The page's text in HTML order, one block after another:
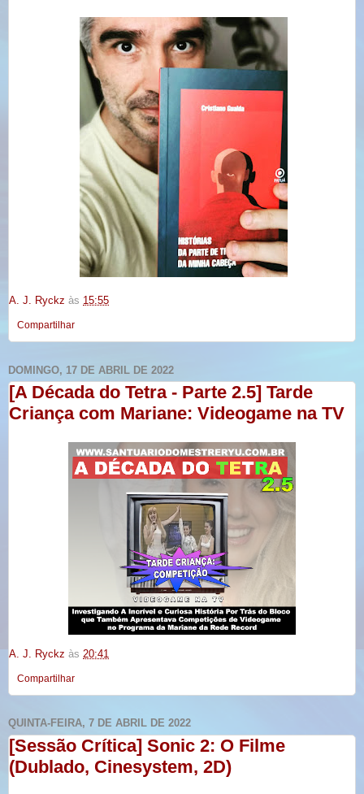
A. J. Ryckz às 15:55
Compartilhar
DOMINGO, 17 DE ABRIL DE 2022
[A Década do Tetra - Parte 2.5] Tarde
Criança com Mariane: Videogame na TV
A. J. Ryckz às 20:41
Compartilhar
QUINTA-FEIRA, 7 DE ABRIL DE 2022
[Sessão Crítica] Sonic 2: O Filme
(Dublado, Cinesystem, 2D)